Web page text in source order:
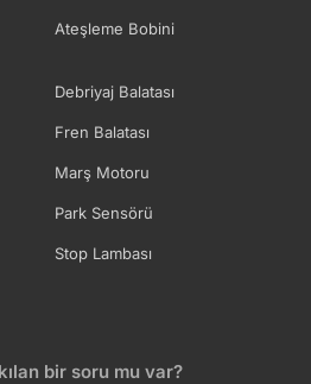
Ateşleme Bobini
Debriyaj Balatası
Fren Balatası
Marş Motoru
Park Sensörü
Stop Lambası
bir soru mu var?